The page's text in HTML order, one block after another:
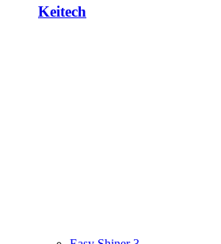
Keitech